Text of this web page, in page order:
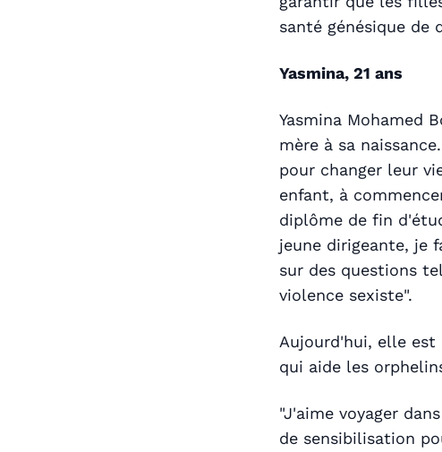
santé génésique de
Yasmina, 21 ans
Yasmina Mohamed
mère à sa
pour changer leur
enfant, à
diplôme de fin
jeune dirigeante, je
sur des questions
violence sexiste".
Aujourd'hui, elle est
qui aide les
"J'aime voyager
de sensibilisation